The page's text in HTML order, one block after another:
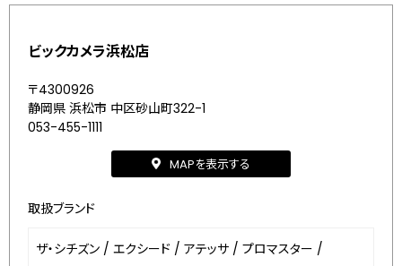
ビックカメラ浜松店
〒4300926
静岡県 浜松市 中区砂山町322-1
053-455-1111
MAPを表示する
取扱ブランド
ザ・シチズン / エクシード / アテッサ / プロマスター /